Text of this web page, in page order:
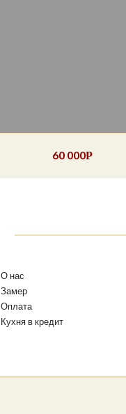
60 000Р
О нас
Замер
Оплата
Кухня в кредит